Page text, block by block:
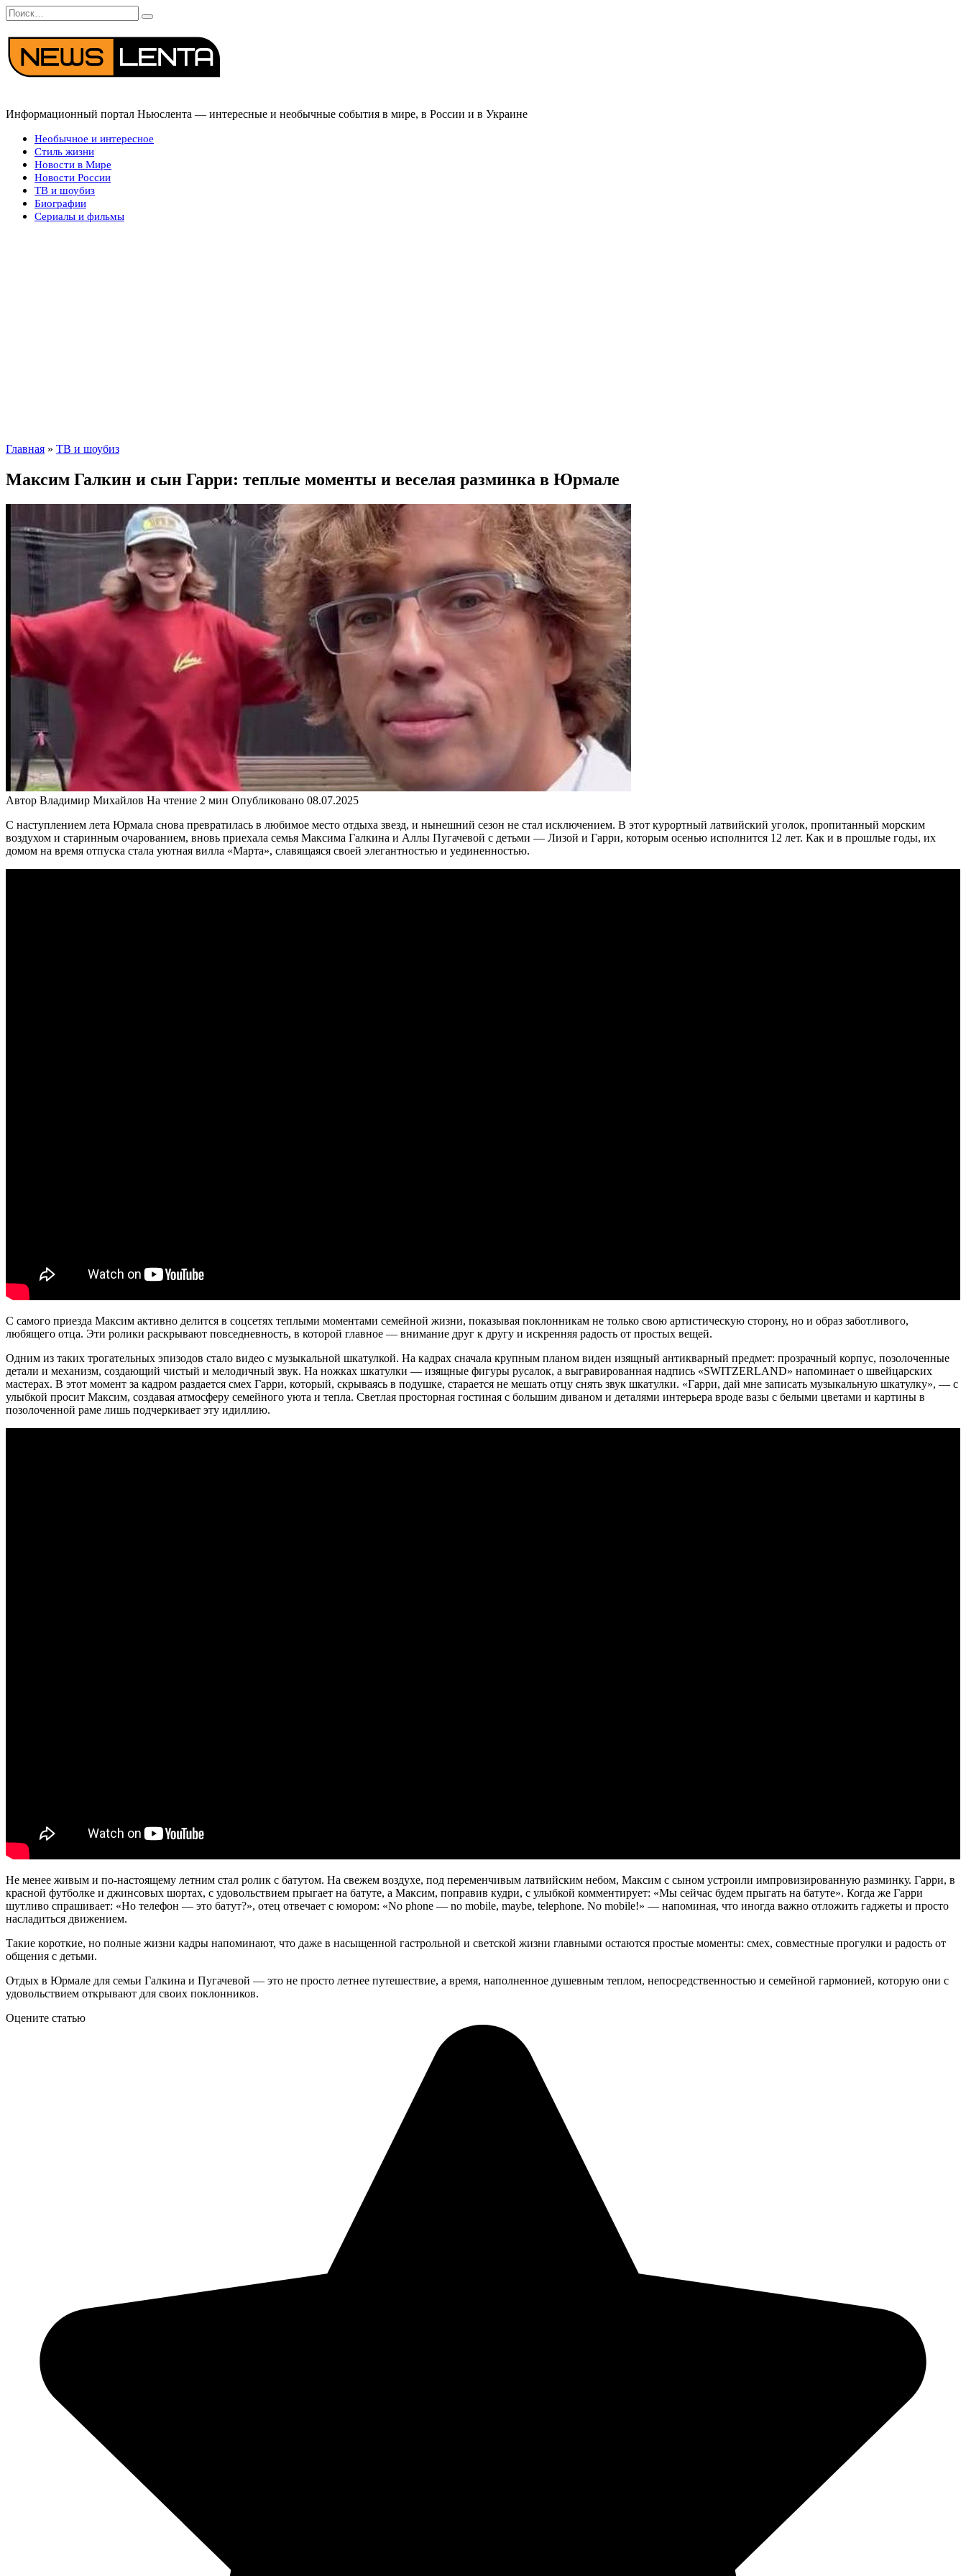
Перейти
к
содержанию
Search
for:
Информационный портал Ньюслента — интересные и необычные события в мире, в России и в Украине
Необычное и интересное
Стиль жизни
Новости в Мире
Новости России
ТВ и шоубиз
Биографии
Сериалы и фильмы
Главная » ТВ и шоубиз
Максим Галкин и сын Гарри: теплые моменты и веселая разминка в Юрмале
Автор Владимир Михайлов На чтение 2 мин Опубликовано 08.07.2025
С наступлением лета Юрмала снова превратилась в любимое место отдыха звезд, и нынешний сезон не стал исключением. В этот курортный латвийский уголок, пропитанный морским
воздухом и старинным очарованием, вновь приехала семья Максима Галкина и Аллы Пугачевой с детьми — Лизой и Гарри, которым осенью исполнится 12 лет. Как и в прошлые годы, их
домом на время отпуска стала уютная вилла «Марта», славящаяся своей элегантностью и уединенностью.
С самого приезда Максим активно делится в соцсетях теплыми моментами семейной жизни, показывая поклонникам не только свою артистическую сторону, но и образ заботливого,
любящего отца. Эти ролики раскрывают повседневность, в которой главное — внимание друг к другу и искренняя радость от простых вещей.
Одним из таких трогательных эпизодов стало видео с музыкальной шкатулкой. На кадрах сначала крупным планом виден изящный антикварный предмет: прозрачный корпус, позолоченные
детали и механизм, создающий чистый и мелодичный звук. На ножках шкатулки — изящные фигуры русалок, а выгравированная надпись «SWITZERLAND» напоминает о швейцарских
мастерах. В этот момент за кадром раздается смех Гарри, который, скрываясь в подушке, старается не мешать отцу снять звук шкатулки. «Гарри, дай мне записать музыкальную шкатулку», — с
улыбкой просит Максим, создавая атмосферу семейного уюта и тепла. Светлая просторная гостиная с большим диваном и деталями интерьера вроде вазы с белыми цветами и картины в
позолоченной раме лишь подчеркивает эту идиллию.
Не менее живым и по-настоящему летним стал ролик с батутом. На свежем воздухе, под переменчивым латвийским небом, Максим с сыном устроили импровизированную разминку. Гарри, в
красной футболке и джинсовых шортах, с удовольствием прыгает на батуте, а Максим, поправив кудри, с улыбкой комментирует: «Мы сейчас будем прыгать на батуте». Когда же Гарри
шутливо спрашивает: «Но телефон — это батут?», отец отвечает с юмором: «No phone — no mobile, maybe, telephone. No mobile!» — напоминая, что иногда важно отложить гаджеты и просто
насладиться движением.
Такие короткие, но полные жизни кадры напоминают, что даже в насыщенной гастрольной и светской жизни главными остаются простые моменты: смех, совместные прогулки и радость от
общения с детьми.
Отдых в Юрмале для семьи Галкина и Пугачевой — это не просто летнее путешествие, а время, наполненное душевным теплом, непосредственностью и семейной гармонией, которую они с
удовольствием открывают для своих поклонников.
Оцените статью